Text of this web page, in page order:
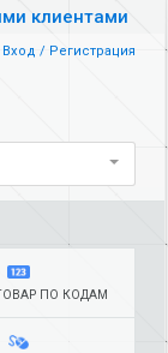
клиентами
Вход / Регистрация
ПО КОДАМ